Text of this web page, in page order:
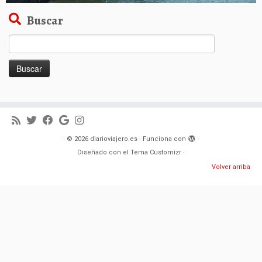
Buscar
· © 2026 diarioviajero.es· Funciona con
·
Diseñado con el Tema Customizr ·
Volver arriba